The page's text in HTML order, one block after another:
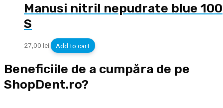
Manusi nitril nepudrate blue 100
S
27,00 lei Add to cart
Beneficiile de a cumpăra de pe
ShopDent.ro?